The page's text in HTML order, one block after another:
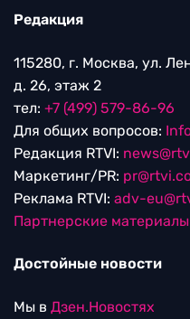
Редакция
115280, г. Москва, ул.
д. 26, этаж 2
тел: +7 (499) 579-86-96
Для общих вопросов:
Редакция RTVI:
Маркетинг/PR:
Реклама RTVI: adv-
Партнерские материалы
Достойные новости
Мы в Дзен.Новостях